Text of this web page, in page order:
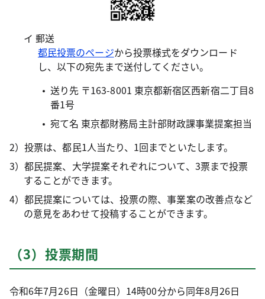
イ 郵送
都民投票のページから投票様式をダウンロード
し、以下の宛先まで送付してください。
送り先 〒163-8001 東京都新宿区西新宿二丁目8
番1号
宛て名 東京都財務局主計部財政課事業提案担当
2）投票は、都民1人当たり、1回までといたします。
3）都民提案、大学提案それぞれについて、3票まで投票
することができます。
4）都民提案については、投票の際、事業案の改善点など
の意見をあわせて投稿することができます。
（3）投票期間
令和6年7月26日（金曜日）14時00分から同年8月26日